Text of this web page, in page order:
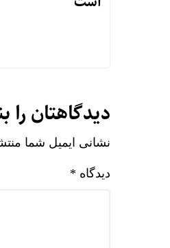
دیدگاهتان را
نشانی ایمیل شما
دیدگاه *